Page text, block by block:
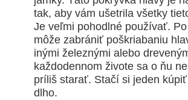
tak, aby vám ušetrila všetky
Je veľmi pohodlné používať.
môže zabrániť poškriabaniu
inými železnými alebo
každodennom živote sa o ňu
príliš starať. Stačí si jeden
dlho.